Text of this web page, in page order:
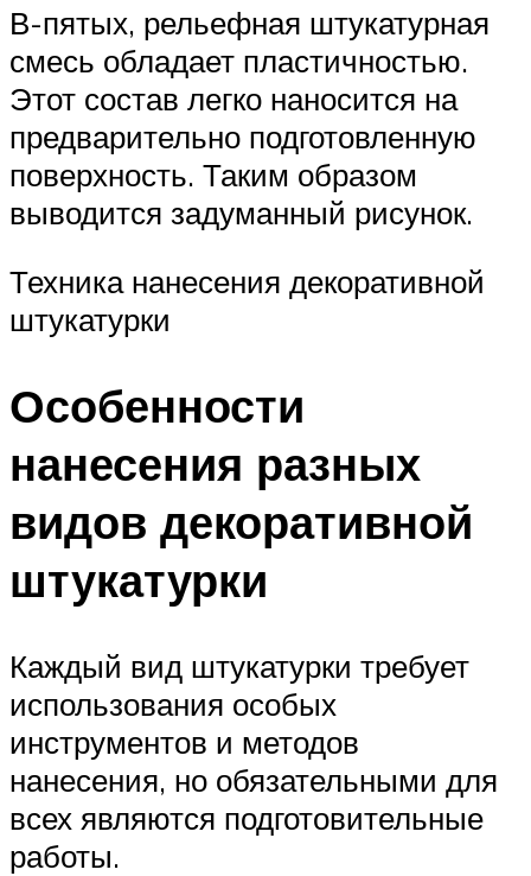
В-пятых, рельефная штукатурная
смесь обладает пластичностью.
Этот состав легко наносится на
предварительно подготовленную
поверхность. Таким образом
выводится задуманный рисунок.
Техника нанесения декоративной
штукатурки
Особенности
нанесения разных
видов декоративной
штукатурки
Каждый вид штукатурки требует
использования особых
инструментов и методов
нанесения, но обязательными для
всех являются подготовительные
работы.